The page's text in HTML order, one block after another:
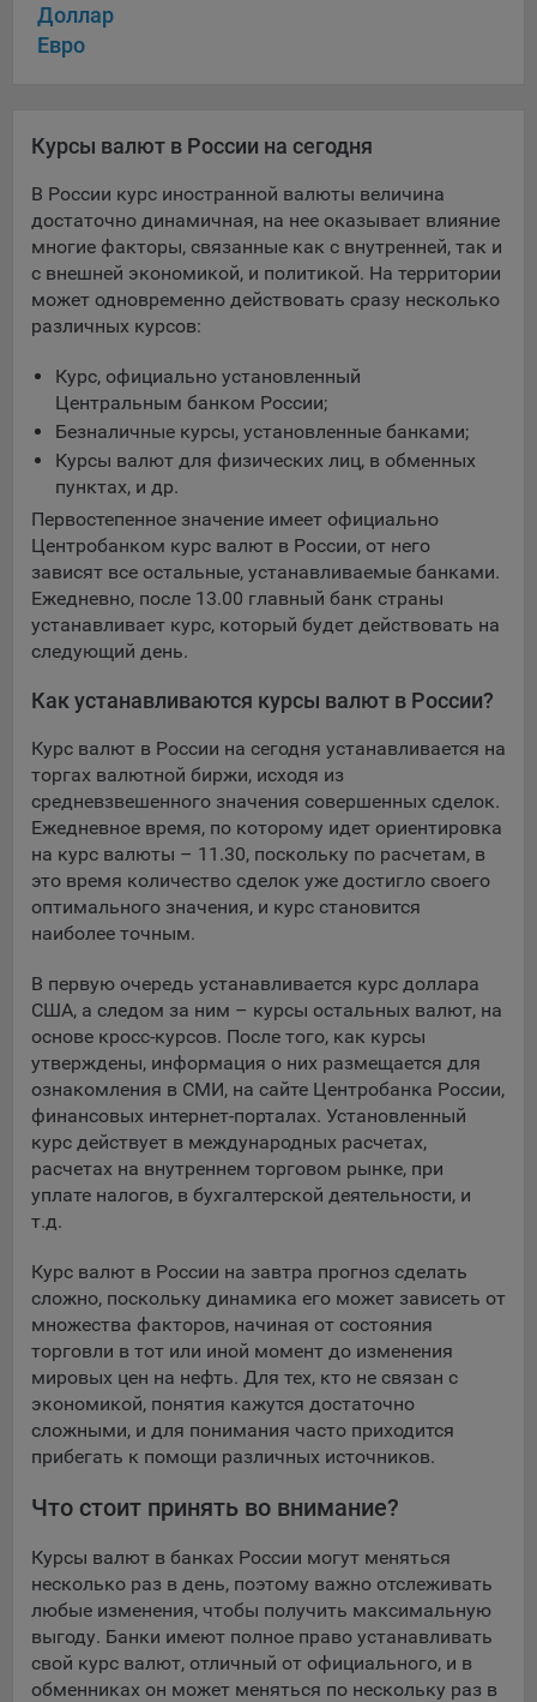
16. Пользователь всегда может направить сообщение с
имеющимся у него вопросом, в части использования
Аналитические Cookie
Отключение аналитических cookie-файлов не позволит
числе наиболее и наименее популярные страницы и
принимать меры по совершенствованию работы Сайта
исходя из предпочтений пользователей
Статистические куки позволяют определять предпочтения
Компании, которым мы поручаем обработку
статистических cookies:
Яндекс Метрика – сервис веб-аналитики,
предоставляемый ООО «Яндекс». Адрес: г. Москва, ул.
Льва Толстого, д. 16, 119021.Политика
конфиденциальности Яндекс.
Google Analytics – сервис веб-аналитики,
предоставляемый компанией Google, Inc. Адрес: Google,
Google Data Protection Office, 1600 Amphitheatre Pkwy,
Mountain View, CA 94043, USA.
следит за доступностью сервисов, предоставляемых
myfin.by.
Адрес: ООО «Рэкун технолоджи», 220069 г. Минск, пр-т
Дзержинского, д.3Б, пом.44.
Пиксель VK Рекламы - сервис позволяет показывать
рекламу на площадке VK пользователям, которые
посещали сайт.
Адрес: ООО «ВК», РФ, 125167, г. Москва, Ленинградский
Технические настройки
Технические настройки хранят технические данные вашего
выбора (например, языкового). Техническая аналитика
используется для обеспечения корректной работы сайта.
Компании, которой мы поручаем обработку данных для
данной цели:
технолоджи», 220069 г. Минск, пр-т Дзержинского, д.3Б,
пом.44.
Рекламные Cookie
Отключение рекламных cookie-файлы не позволит
принимать меры по совершенствованию работы
Сайта, исходя из предпочтений пользователя, а также
осуществлять подбор рекламы, иных рекламных
назначению для каждого конкретного пользователя.
Компании, которым мы поручаем обработку данных для
данной цели:
Яндекса рекламная сеть (Yandex Mobile Ads, ADFOX) -
сервис показа контекстной рекламы. Адрес: Yandex
Europe AG, Werftestrasse 4, CH-6005 Luzern, Switzerland.
Доллар
Евро
Курсы валют в России на сегодня
В России курс иностранной валюты величина
достаточно динамичная, на нее оказывает влияние
многие факторы, связанные как с внутренней, так и
с внешней экономикой, и политикой. На территории
может одновременно действовать сразу несколько
различных курсов:
Курс, официально установленный
Центральным банком России;
Безналичные курсы, установленные банками;
Курсы валют для физических лиц, в обменных
пунктах, и др.
Первостепенное значение имеет официально
Центробанком курс валют в России, от него
зависят все остальные, устанавливаемые банками.
Ежедневно, после 13.00 главный банк страны
устанавливает курс, который будет действовать на
следующий день.
Как устанавливаются курсы валют в России?
Курс валют в России на сегодня устанавливается на
торгах валютной биржи, исходя из
средневзвешенного значения совершенных сделок.
Ежедневное время, по которому идет ориентировка
на курс валюты – 11.30, поскольку по расчетам, в
это время количество сделок уже достигло своего
оптимального значения, и курс становится
наиболее точным.
В первую очередь устанавливается курс доллара
США, а следом за ним – курсы остальных валют, на
основе кросс-курсов. После того, как курсы
утверждены, информация о них размещается для
ознакомления в СМИ, на сайте Центробанка России,
финансовых интернет-порталах. Установленный
курс действует в международных расчетах,
расчетах на внутреннем торговом рынке, при
уплате налогов, в бухгалтерской деятельности, и
т.д.
Курс валют в России на завтра прогноз сделать
сложно, поскольку динамика его может зависеть от
множества факторов, начиная от состояния
торговли в тот или иной момент до изменения
мировых цен на нефть. Для тех, кто не связан с
экономикой, понятия кажутся достаточно
сложными, и для понимания часто приходится
прибегать к помощи различных источников.
Что стоит принять во внимание?
Курсы валют в банках России могут меняться
несколько раз в день, поэтому важно отслеживать
любые изменения, чтобы получить максимальную
выгоду. Банки имеют полное право устанавливать
свой курс валют, отличный от официального, и в
обменниках он может меняться по нескольку раз в